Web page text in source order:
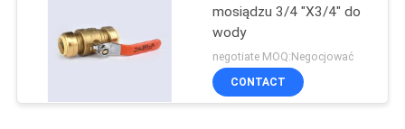
mosiądzu 3/4 "X3/4" do
wody
negotiate MOQ:Negocjować
CONTACT